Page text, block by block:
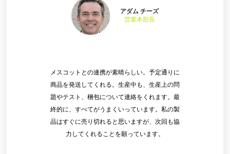
メスコットとの連携が素晴らしい。予定通りに
商品を発送してくれる。生産中も、生産上の問
題やテスト、梱包について連絡をくれます。最
終的に、すべてがうまくいっています。私の製
品はすぐに売り切れると思いますが、次回も協
力してくれることを願っています。
アダム チーズ
営業本部長